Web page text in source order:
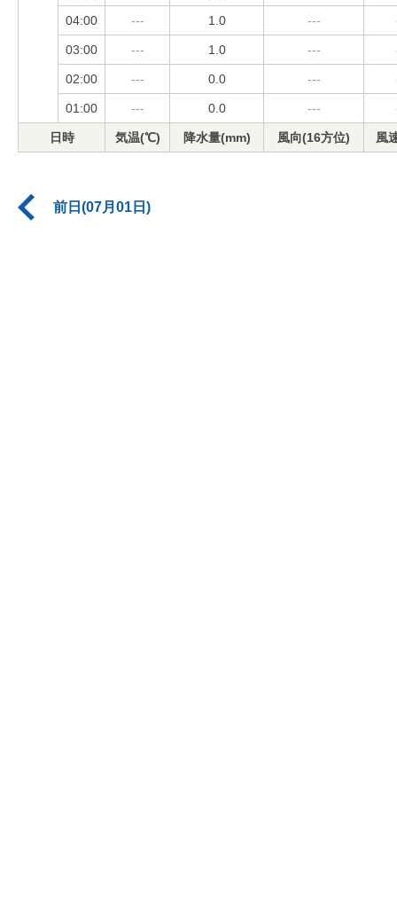
04:00 --- 1.0 ---
03:00 --- 1.0 ---
02:00 --- 0.0 ---
01:00 --- 0.0 ---
日時 気温(℃) 降水量(mm) 風向(16方位) 風
前日(07月01日)